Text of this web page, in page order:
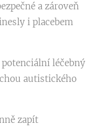
a zároveň
i placebem
léčebný
autistického
zapít